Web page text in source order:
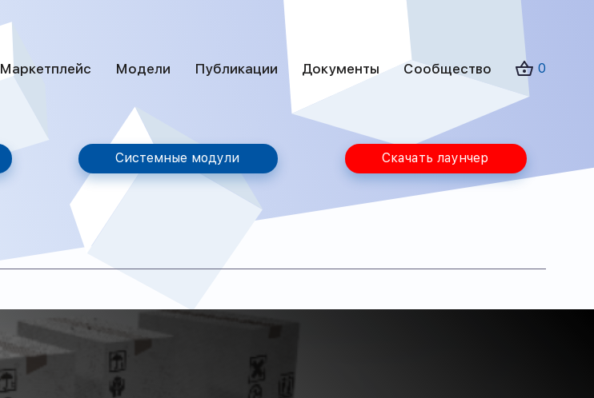
Маркетплейс Модели Публикации Документы Сообщество 0
Системные модули Скачать лаунчер